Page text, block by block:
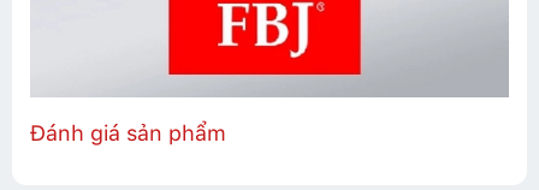
Đánh giá sản phẩm